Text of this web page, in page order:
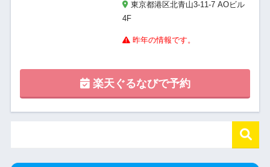
東京都港区北青山3-11-7 AOビル
4F
昨年の情報です。
楽天ぐるなびで予約